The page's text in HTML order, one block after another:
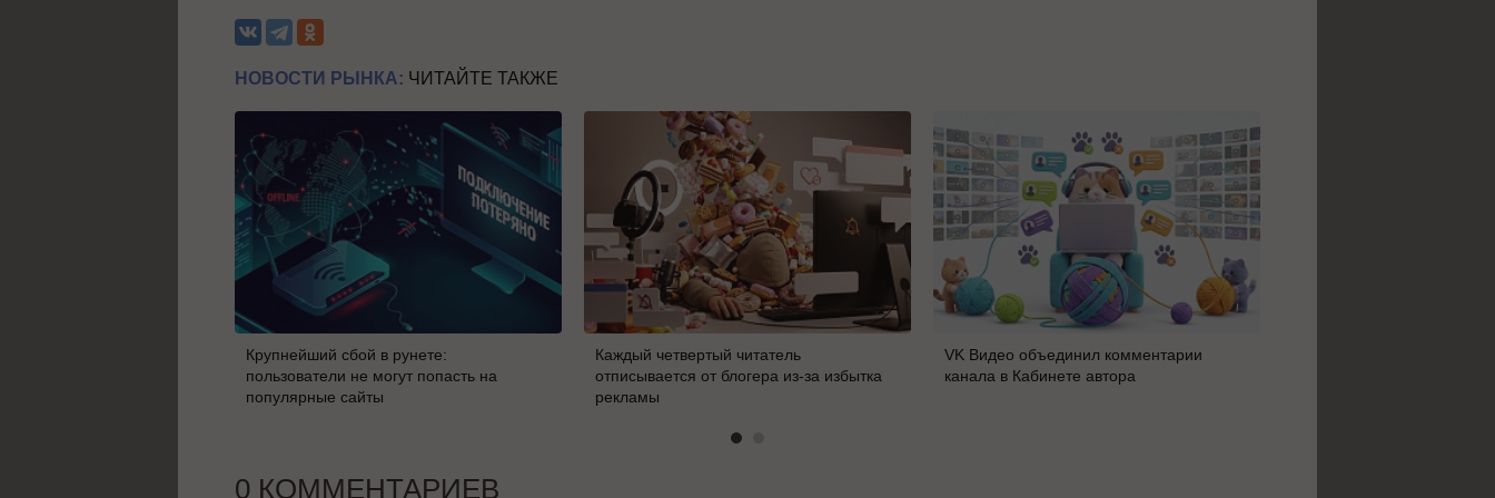
НОВОСТИ РЫНКА: ЧИТАЙТЕ ТАКЖЕ
Крупнейший сбой в рунете:
пользователи не могут попасть на
популярные сайты
Каждый четвертый читатель
отписывается от блогера из-за избытка
рекламы
VK Видео объединил комментарии
канала в Кабинете автора
0 КОММЕНТАРИЕВ